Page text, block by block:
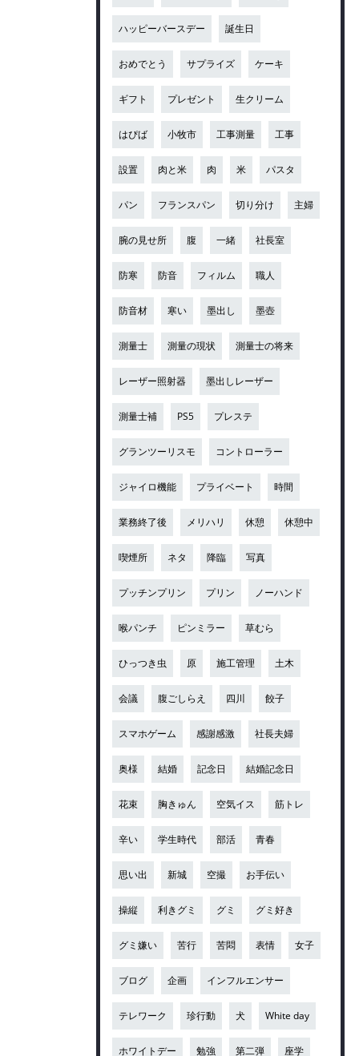
ハッピーバースデー 誕生日
おめでとう サプライズ ケーキ
ギフト プレゼント 生クリーム
はぴば 小牧市 工事測量 工事
設置 肉と米 肉 米 パスタ
パン フランスパン 切り分け 主婦
腕の見せ所 腹 一緒 社長室
防寒 防音 フィルム 職人
防音材 寒い 墨出し 墨壺
測量士 測量の現状 測量士の将来
レーザー照射器 墨出しレーザー
測量士補 PS5 プレステ
グランツーリスモ コントローラー
ジャイロ機能 プライベート 時間
業務終了後 メリハリ 休憩 休憩中
喫煙所 ネタ 降臨 写真
プッチンプリン プリン ノーハンド
喉パンチ ピンミラー 草むら
ひっつき虫 原 施工管理 土木
会議 腹ごしらえ 四川 餃子
スマホゲーム 感謝感激 社長夫婦
奥様 結婚 記念日 結婚記念日
花束 胸きゅん 空気イス 筋トレ
辛い 学生時代 部活 青春
思い出 新城 空撮 お手伝い
操縦 利きグミ グミ グミ好き
グミ嫌い 苦行 苦悶 表情 女子
ブログ 企画 インフルエンサー
テレワーク 珍行動 犬 White day
ホワイトデー 勉強 第二弾 座学